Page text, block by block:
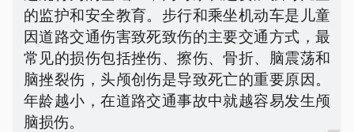
的监护和安全教育。步行和乘坐机动车是儿童
因道路交通伤害致死致伤的主要交通方式，最
常见的损伤包括挫伤、擦伤、骨折、脑震荡和
脑挫裂伤，头颅创伤是导致死亡的重要原因。
年龄越小，在道路交通事故中就越容易发生颅
脑损伤。